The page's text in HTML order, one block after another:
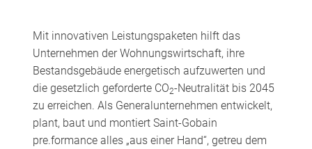
Mit innovativen Leistungspaketen hilft das
Unternehmen der Wohnungswirtschaft, ihre
Bestandsgebäude energetisch aufzuwerten und
die gesetzlich geforderte CO2-Neutralität bis 2045
zu erreichen. Als Generalunternehmen entwickelt,
plant, baut und montiert Saint-Gobain
pre.formance alles „aus einer Hand“, getreu dem